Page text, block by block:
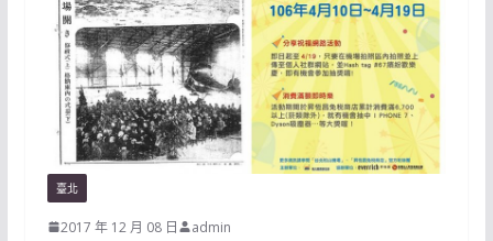
臺北
2017 年 12 月 08 日 admin